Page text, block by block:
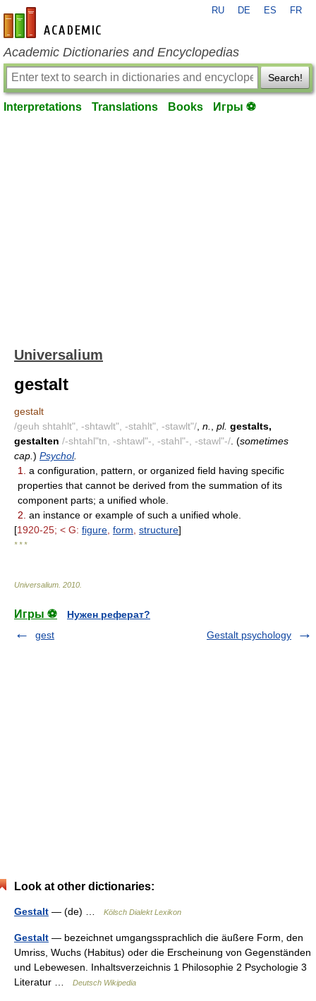
en-academic.com
RU DE ES FR
Academic Dictionaries and Encyclopedias
Search!
Interpretations Translations Books Игры ⚽
Universalium
gestalt
gestalt
/geuh shtahlt", -shtawlt", -stahlt", -stawlt"/ n. pl. gestalts,
gestalten /-shtahl"tn, -shtawl"-, -stahl"-, -stawl"-/ . (sometimes
cap. ) Psychol.
1.
a configuration, pattern, or organized field having specific
properties that cannot be derived from the summation of its
component parts; a unified whole.
2. an instance or example of such a unified whole.
[1920-25; < G: figure form structure]
* * *
Universalium 2010
Игры ⚽
Нужен реферат?
gest
Gestalt psychology
Look at other dictionaries:
Gestalt — (de) … Kölsch Dialekt Lexikon
Gestalt — bezeichnet umgangssprachlich die äußere Form, den
Umriss, Wuchs (Habitus) oder die Erscheinung von Gegenständen
und Lebewesen. Inhaltsverzeichnis 1 Philosophie 2 Psychologie 3
Literatur …
Deutsch Wikipedia